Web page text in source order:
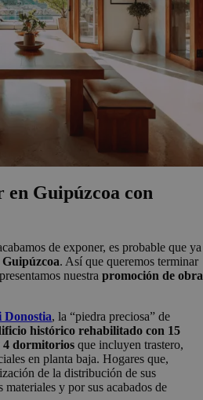
en Guipúzcoa con
de exponer, es probable que ya
Guipúzcoa. Así que queremos terminar
nuestrapromoción de obra
, la “piedra preciosa” de
histórico rehabilitado con 15
4 dormitorios que incluyen trastero,
en planta baja. Hogares que,
de la distribución de sus
y por sus acabados de